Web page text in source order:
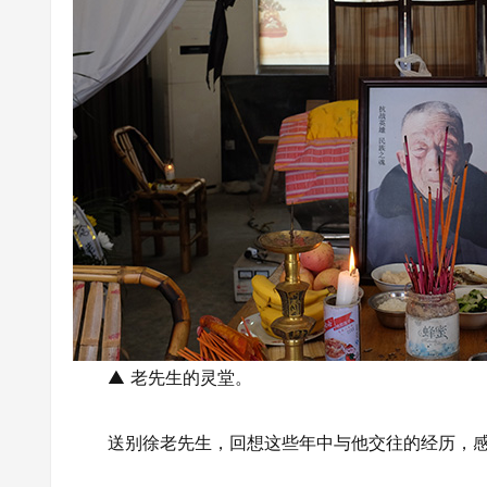
▲ 老先生的灵堂。
送别徐老先生，回想这些年中与他交往的经历，